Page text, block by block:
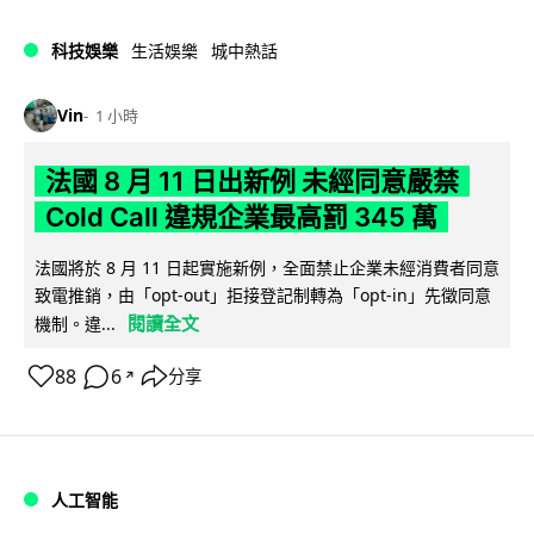
科技娛樂 生活娛樂 城中熱話
Vin 1 小時
法國 8 月 11 日出新例 未經同意嚴禁
Cold Call 違規企業最高罰 345 萬
法國將於 8 月 11 日起實施新例，全面禁止企業未經消費者同意
致電推銷，由「opt-out」拒接登記制轉為「opt-in」先徵同意
機制。違...
閱讀全文
88 6 ↗ 分享
人工智能